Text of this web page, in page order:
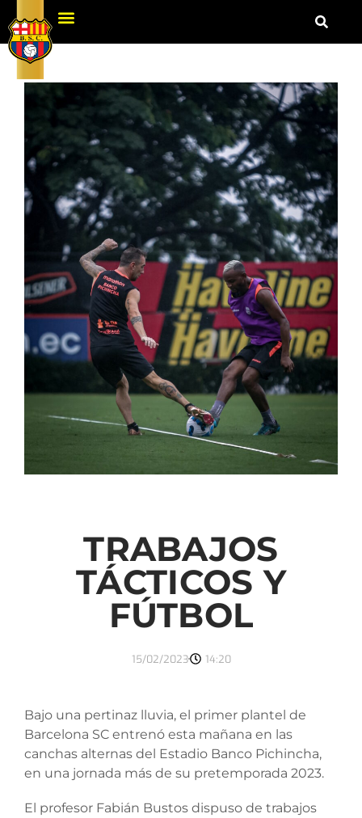
TRABAJOS
TÁCTICOS Y
FÚTBOL
15/02/2023 14:20
Bajo una pertinaz lluvia, el primer plantel de
Barcelona SC entrenó esta mañana en las
canchas alternas del Estadio Banco Pichincha,
en una jornada más de su pretemporada 2023.
El profesor Fabián Bustos dispuso de trabajos